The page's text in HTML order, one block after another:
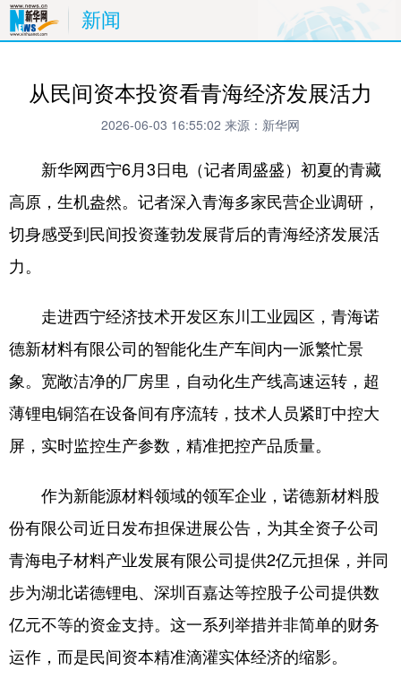
新闻
从民间资本投资看青海经济发展活力
2026-06-03 16:55:02 来源：新华网
新华网西宁6月3日电（记者周盛盛）初夏的青藏
高原，生机盎然。记者深入青海多家民营企业调研，
切身感受到民间投资蓬勃发展背后的青海经济发展活
力。
走进西宁经济技术开发区东川工业园区，青海诺
德新材料有限公司的智能化生产车间内一派繁忙景
象。宽敞洁净的厂房里，自动化生产线高速运转，超
薄锂电铜箔在设备间有序流转，技术人员紧盯中控大
屏，实时监控生产参数，精准把控产品质量。
作为新能源材料领域的领军企业，诺德新材料股
份有限公司近日发布担保进展公告，为其全资子公司
青海电子材料产业发展有限公司提供2亿元担保，并同
步为湖北诺德锂电、深圳百嘉达等控股子公司提供数
亿元不等的资金支持。这一系列举措并非简单的财务
运作，而是民间资本精准滴灌实体经济的缩影。